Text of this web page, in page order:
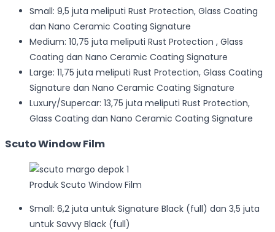
Small: 9,5 juta meliputi Rust Protection, Glass Coating
dan Nano Ceramic Coating Signature
Medium: 10,75 juta meliputi Rust Protection , Glass
Coating dan Nano Ceramic Coating Signature
Large: 11,75 juta meliputi Rust Protection, Glass Coating
Signature dan Nano Ceramic Coating Signature
Luxury/Supercar: 13,75 juta meliputi Rust Protection,
Glass Coating dan Nano Ceramic Coating Signature
Scuto Window Film
Produk Scuto Window Film
Small: 6,2 juta untuk Signature Black (full) dan 3,5 juta
untuk Savvy Black (full)